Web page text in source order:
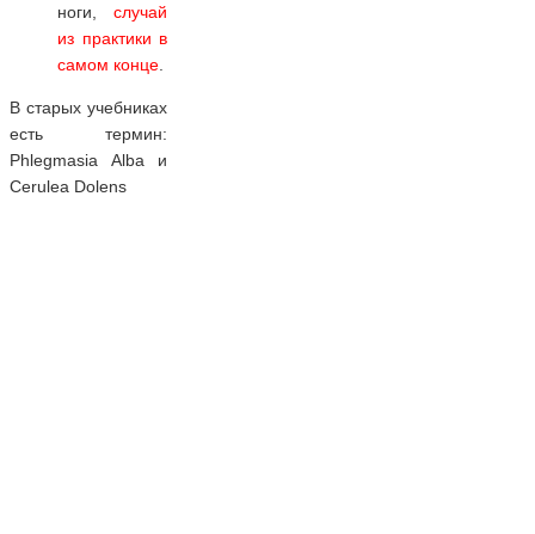
ноги, случай
из практики в
самом конце
В старых учебниках
есть термин:
Phlegmasia Alba и
Cerulea Dolens